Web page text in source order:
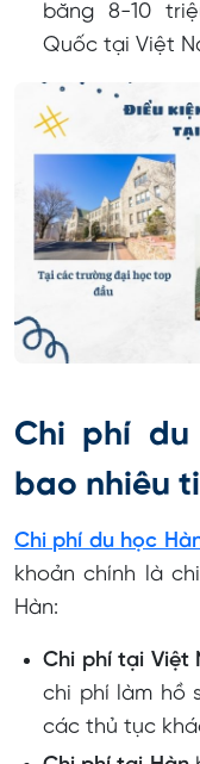
băng 8-10
Quốc tại Việt
Chi phí du
bao nhiêu
Chi phí du học
khoản chính là
Hàn:
Chi phí tại Việt
chi phí làm hồ
các thủ tục